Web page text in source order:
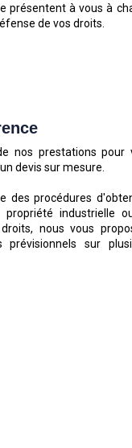
présentent à vous à
de vos droits.
nos prestations pour
devis sur mesure.
des procédures
industrielle
nous vous
prévisionnels sur